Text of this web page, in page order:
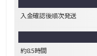
入金確認後順次発送
約8.5時間